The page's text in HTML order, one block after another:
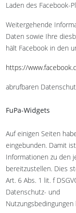
Laden des Facebook-
Weitergehende
Daten sowie Ihre
hält Facebook in den
https://
abrufbaren
FuPa-Widgets
Auf einigen Seiten
eingebunden. Damit
Informationen zu den
bereitzustellen. Dies
Art. 6 Abs. 1 lit. f
Datenschutz- und
Nutzungsbedingungen